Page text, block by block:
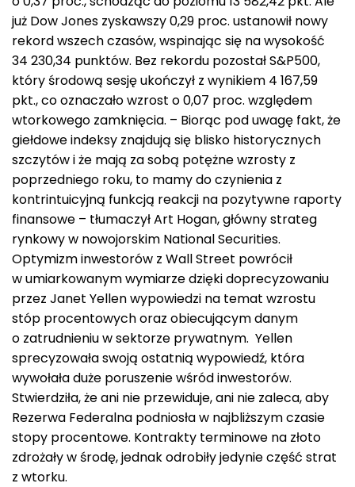
już Dow Jones zyskawszy 0,29 proc. ustanowił nowy
rekord wszech czasów, wspinając się na wysokość
34 230,34 punktów. Bez rekordu pozostał S&P500,
który środową sesję ukończył z wynikiem 4 167,59
pkt., co oznaczało wzrost o 0,07 proc. względem
wtorkowego zamknięcia. – Biorąc pod uwagę fakt, że
giełdowe indeksy znajdują się blisko historycznych
szczytów i że mają za sobą potężne wzrosty z
poprzedniego roku, to mamy do czynienia z
kontrintuicyjną funkcją reakcji na pozytywne raporty
finansowe – tłumaczył Art Hogan, główny strateg
rynkowy w nowojorskim National Securities.
Optymizm inwestorów z Wall Street powrócił
w umiarkowanym wymiarze dzięki doprecyzowaniu
przez Janet Yellen wypowiedzi na temat wzrostu
stóp procentowych oraz obiecującym danym
o zatrudnieniu w sektorze prywatnym. Yellen
sprecyzowała swoją ostatnią wypowiedź, która
wywołała duże poruszenie wśród inwestorów.
Stwierdziła, że ​​ani nie przewiduje, ani nie zaleca, aby
Rezerwa Federalna podniosła w najbliższym czasie
stopy procentowe. Kontrakty terminowe na złoto
zdrożały w środę, jednak odrobiły jedynie część strat
z wtorku.